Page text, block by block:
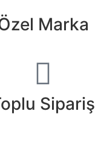
Marka
Sipariş